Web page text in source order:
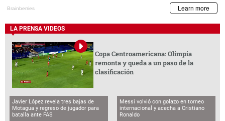
LA PRENSA VIDEOS
Copa Centroamericana: Olimpia
remonta y queda a un paso de la
clasificación
Javier López revela tres bajas de
Motagua y regreso de jugador para
batalla ante FAS
Messi volvió con golazo en torneo
internacional y acecha a Cristiano
Ronaldo